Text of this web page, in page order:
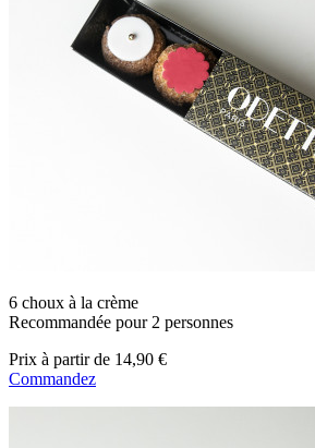
6 choux à la crème
Recommandée pour 2 personnes
Prix à partir de 14,90 €
Commandez